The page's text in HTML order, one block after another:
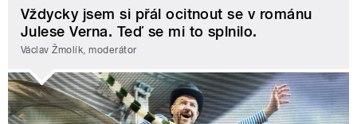
Vždycky jsem si přál ocitnout se v románu
Julese Verna. Teď se mi to splnilo.
Václav Žmolík, moderátor